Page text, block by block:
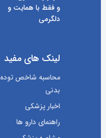
و فقط با همایت و
دلگرمی
لینک های مفید
محاسبه شاخص توده
بدنی
اخبار پزشکی
راهنمای دارو ها